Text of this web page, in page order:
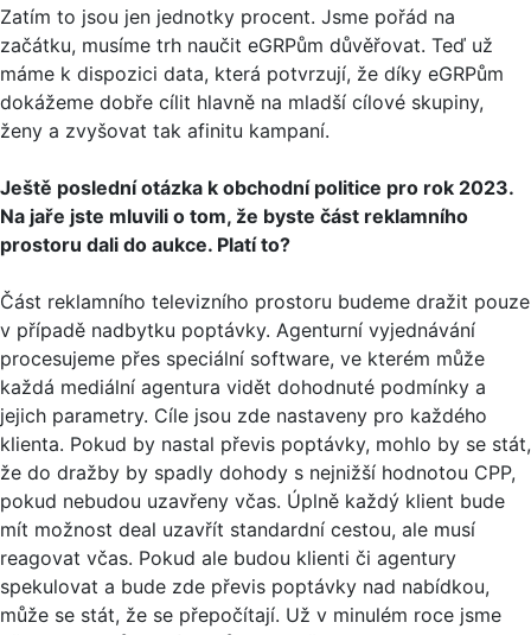
Zatím to jsou jen jednotky procent. Jsme pořád na
začátku, musíme trh naučit eGRPům důvěřovat. Teď už
máme k dispozici data, která potvrzují, že díky eGRPům
dokážeme dobře cílit hlavně na mladší cílové skupiny,
ženy a zvyšovat tak afinitu kampaní.
Ještě poslední otázka k obchodní politice pro rok 2023.
Na jaře jste mluvili o tom, že byste část reklamního
prostoru dali do aukce. Platí to?
Část reklamního televizního prostoru budeme dražit pouze
v případě nadbytku poptávky. Agenturní vyjednávání
procesujeme přes speciální software, ve kterém může
každá mediální agentura vidět dohodnuté podmínky a
jejich parametry. Cíle jsou zde nastaveny pro každého
klienta. Pokud by nastal převis poptávky, mohlo by se stát,
že do dražby by spadly dohody s nejnižší hodnotou CPP,
pokud nebudou uzavřeny včas. Úplně každý klient bude
mít možnost deal uzavřít standardní cestou, ale musí
reagovat včas. Pokud ale budou klienti či agentury
spekulovat a bude zde převis poptávky nad nabídkou,
může se stát, že se přepočítají. Už v minulém roce jsme